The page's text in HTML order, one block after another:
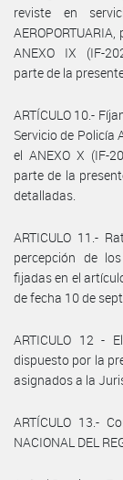
reviste en
ANEXO IX (IF-
parte de la
ARTÍCULO 10.-
Servicio de Policía
el ANEXO X (IF-
parte de la
detalladas.
ARTICULO 11.-
percepción de
fijadas en el
de fecha 10 de
ARTICULO 12 -
dispuesto por la
asignados a la
ARTÍCULO 13.-
NACIONAL DEL